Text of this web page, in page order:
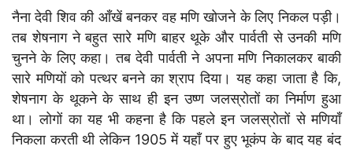
नैना देवी शिव की आँखें बनकर वह मणि खोजने के लिए निकल पड़ी।
तब शेषनाग ने बहुत सारे मणि बाहर थूके और पार्वती से उनकी मणि
चुनने के लिए कहा। तब देवी पार्वती ने अपना मणि निकालकर बाकी
सारे मणियों को पत्थर बनने का श्राप दिया। यह कहा जाता है कि,
शेषनाग के थूकने के साथ ही इन उष्ण जलस्रोतों का निर्माण हुआ
था। लोगों का यह भी कहना है कि पहले इन जलस्रोतों से मणियाँ
निकला करती थी लेकिन 1905 में यहाँ पर हुए भूकंप के बाद यह बंद